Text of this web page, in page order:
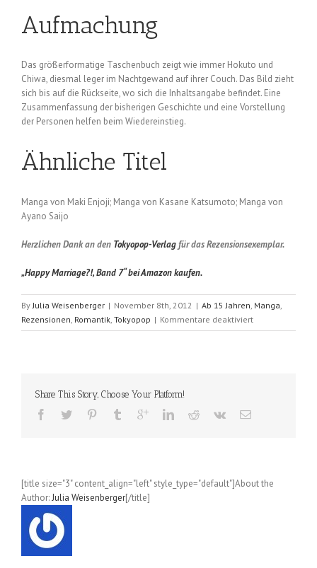
Aufmachung
Das größerformatige Taschenbuch zeigt wie immer Hokuto und
Chiwa, diesmal leger im Nachtgewand auf ihrer Couch. Das Bild zieht
sich bis auf die Rückseite, wo sich die Inhaltsangabe befindet. Eine
Zusammenfassung der bisherigen Geschichte und eine Vorstellung
der Personen helfen beim Wiedereinstieg.
Ähnliche Titel
Manga von Maki Enjoji; Manga von Kasane Katsumoto; Manga von
Ayano Saijo
Herzlichen Dank an den Tokyopop-Verlagfür das Rezensionsexemplar.
„Happy Marriage?!, Band 7“ bei Amazon kaufen.
By Julia Weisenberger | November 8th, 2012 | Ab 15 Jahren Manga
Rezensionen Romantik Tokyopop | Kommentare deaktiviertfür
Happy
Share This Story, Choose Your Platform!
[title size="3" content_align="left" style_type="default"]About the
Author:Julia Weisenberger[/title]